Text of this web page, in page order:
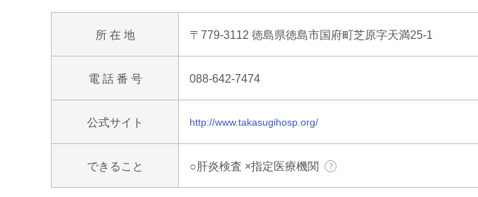
所 在 地 〒779-3112 徳島県徳島市国府町芝原字天満25-1
電 話 番 号 088-642-7474
公式サイト http://www.takasugihosp.org/
できること ○肝炎検査 ×指定医療機関